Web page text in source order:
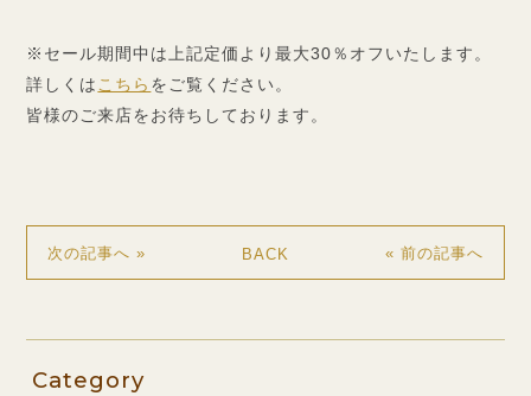
※セール期間中は上記定価より最大30％オフいたします。
詳しくはこちら をご覧ください。
皆様のご来店をお待ちしております。
« 前の記事へ
BACK
次の記事へ »
Category